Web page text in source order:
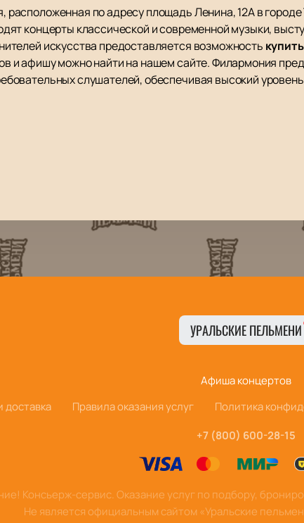
расположенная по адресу площадь Ленина, 12А в
концерты классической и современной музыки,
искусства предоставляется возможность
и афишу можно найти на нашем сайте. Филармония
слушателей, обеспечивая высокий
УРАЛЬСКИЕ ПЕЛЬМЕНИ
Афиша концертов
доставка Правила оказания услуг Политика
+7 (800) 600-28-15
Консьерж-сервис. Оказание услуг по подбору,
Не является официальным сайтом «Уральские